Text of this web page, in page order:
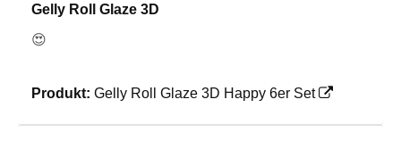
Gelly Roll Glaze 3D
😍
Produkt: Gelly Roll Glaze 3D Happy 6er Set